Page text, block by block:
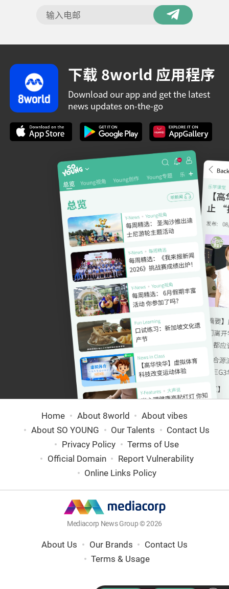
下载 8world 应用程序
Download our app and get the latest
news updates on-the-go
Home About 8world
About vibes
About SO YOUNG
Our Talents
Contact Us
Privacy Policy
Terms of Use
Official Domain
Report Vulnerability
Online Links Policy
Mediacorp News Group © 2026
About Us Our Brands
Contact Us
Terms & Usage